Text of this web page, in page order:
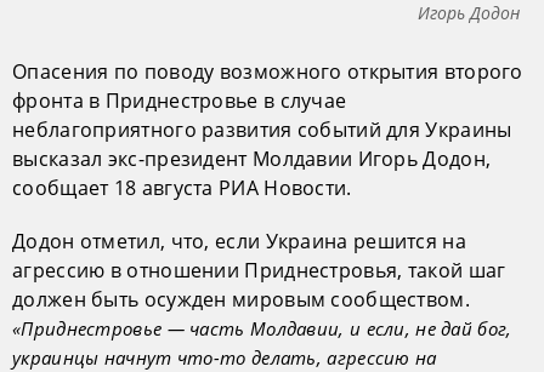
Игорь Додон
Опасения по поводу возможного открытия второго
фронта в Приднестровье в случае
неблагоприятного развития событий для Украины
высказал экс-президент Молдавии Игорь Додон,
сообщает 18 августа РИА Новости.
Додон отметил, что, если Украина решится на
агрессию в отношении Приднестровья, такой шаг
должен быть осужден мировым сообществом.
«Приднестровье — часть Молдавии, и если, не дай бог,
украинцы начнут что-то делать, агрессию на